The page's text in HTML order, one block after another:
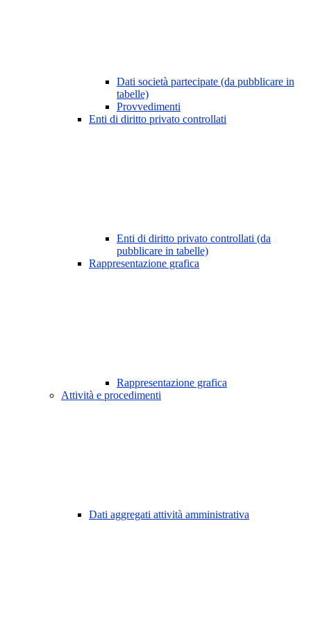
Dati società partecipate (da pubblicare in
tabelle)
Provvedimenti
Enti di diritto privato controllati
Enti di diritto privato controllati (da
pubblicare in tabelle)
Rappresentazione grafica
Rappresentazione grafica
Attività e procedimenti
Dati aggregati attività amministrativa